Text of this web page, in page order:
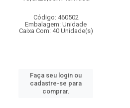
Código: 460502
Embalagem: Unidade
Caixa Com: 40 Unidade(s)
Faça seu login ou
cadastre-se para
comprar.